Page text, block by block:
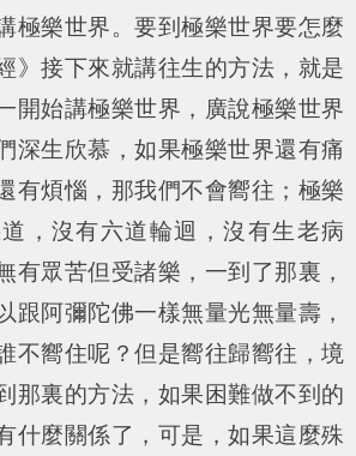
極樂世界。要到極樂世界要怎麼
》接下來就講往生的方法，就是
開始講極樂世界，廣說極樂世界
深生欣慕，如果極樂世界還有痛
有煩惱，那我們不會嚮往；極樂
，沒有六道輪迴，沒有生老病
有眾苦但受諸樂，一到了那裏，
跟阿彌陀佛一樣無量光無量壽，
不嚮住呢？但是嚮往歸嚮往，境
那裏的方法，如果困難做不到的
什麼關係了，可是，如果這麼殊